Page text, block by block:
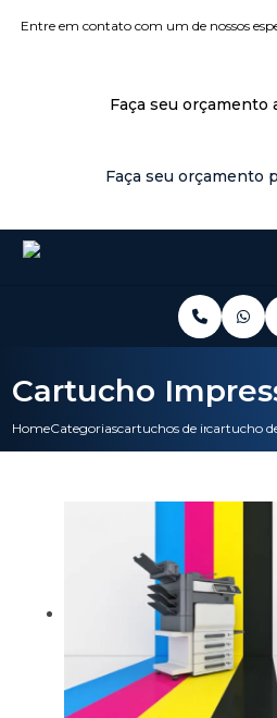
Entre em contato com um de nossos
Faça seu orçamento
Faça seu orçamento
HomeCategoriascartuchos de impressora
cartucho
Cartucho